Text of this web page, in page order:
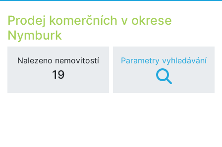
Prodej komerčních v okrese
Nymburk
Nalezeno nemovitostí
19
Parametry vyhledávání